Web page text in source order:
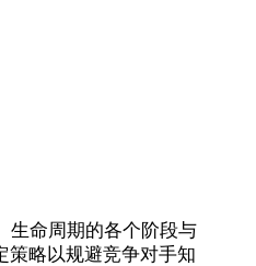
生命周期的各个阶段与
策略以规避竞争对手知